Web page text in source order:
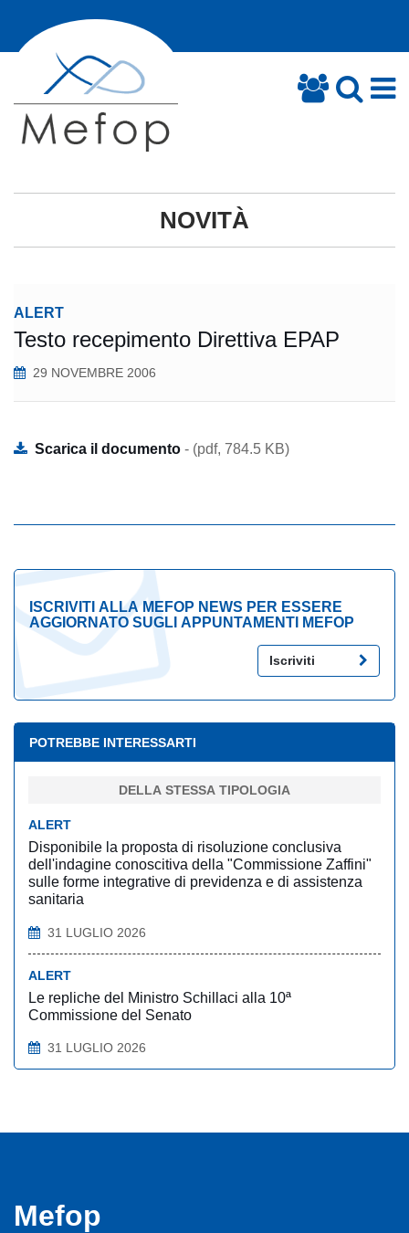
NOVITÀ
ALERT
Testo recepimento Direttiva EPAP
29 NOVEMBRE 2006
Scarica il documento - (pdf, 784.5 KB)
ISCRIVITI ALLA MEFOP NEWS PER ESSERE
AGGIORNATO SUGLI APPUNTAMENTI MEFOP
Iscriviti
POTREBBE INTERESSARTI
DELLA STESSA TIPOLOGIA
ALERT
Disponibile la proposta di risoluzione conclusiva
dell'indagine conoscitiva della "Commissione Zaffini"
sulle forme integrative di previdenza e di assistenza
sanitaria
31 LUGLIO 2026
ALERT
Le repliche del Ministro Schillaci alla 10ª
Commissione del Senato
31 LUGLIO 2026
Mefop